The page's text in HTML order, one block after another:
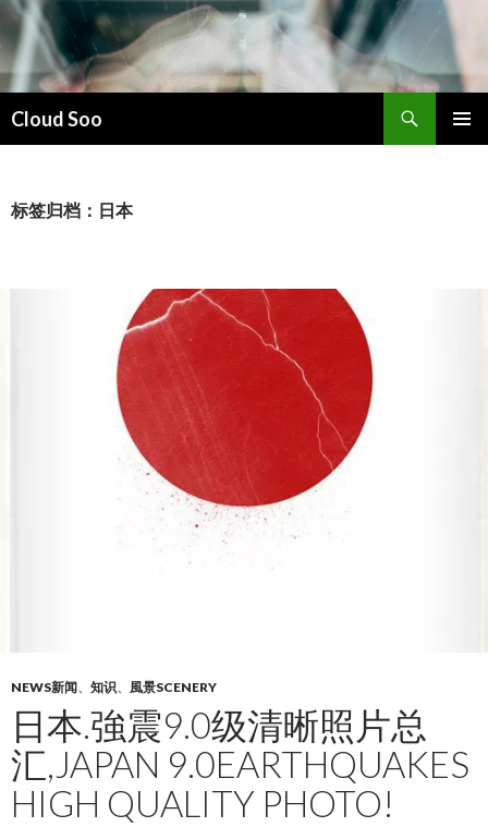
Cloud Soo
索
文
标签归档：日本
NEWS新闻、 知识、 風景SCENERY
日本.強震9.0级清晰照片总
汇,JAPAN 9.0EARTHQUAKES
HIGH QUALITY PHOTO!